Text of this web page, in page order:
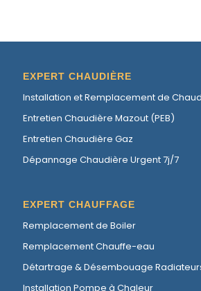
EXPERT CHAUDIÈRE
Installation et Remplacement de
Entretien Chaudière Mazout (PEB)
Entretien Chaudière Gaz
Dépannage Chaudière Urgent 7j/7
EXPERT CHAUFFAGE
Remplacement de Boiler
Remplacement Chauffe-eau
Détartrage & Désembouage
Installation Pompe à Chaleur